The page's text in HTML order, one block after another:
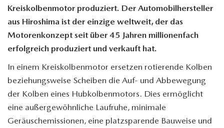
Kreiskolbenmotor produziert. Der Automobilhersteller
aus Hiroshima ist der einzige weltweit, der das
Motorenkonzept seit über 45 Jahren millionenfach
erfolgreich produziert und verkauft hat.
In einem Kreiskolbenmotor ersetzen rotierende Kolben
beziehungsweise Scheiben die Auf- und Abbewegung
der Kolben eines Hubkolbenmotors. Dies ermöglicht
eine außergewöhnliche Laufruhe, minimale
Geräuschemissionen, eine platzsparende Bauweise und